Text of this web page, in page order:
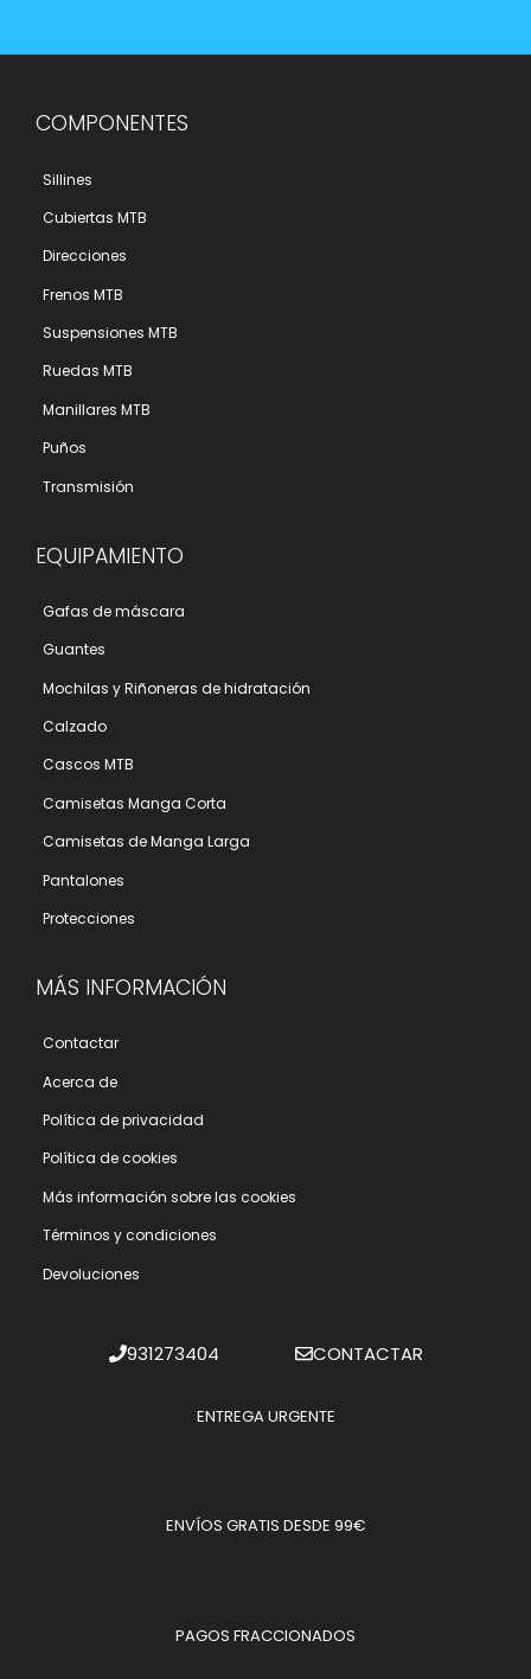
COMPONENTES
Sillines
Cubiertas MTB
Direcciones
Frenos MTB
Suspensiones MTB
Ruedas MTB
Manillares MTB
Puños
Transmisión
EQUIPAMIENTO
Gafas de máscara
Guantes
Mochilas y Riñoneras de hidratación
Calzado
Cascos MTB
Camisetas Manga Corta
Camisetas de Manga Larga
Pantalones
Protecciones
MÁS INFORMACIÓN
Contactar
Acerca de
Polí­tica de privacidad
Polí­tica de cookies
Más información sobre las cookies
Términos y condiciones
Devoluciones
931273404 CONTACTAR
ENTREGA URGENTE
ENVÍOS GRATIS DESDE 99€
PAGOS FRACCIONADOS